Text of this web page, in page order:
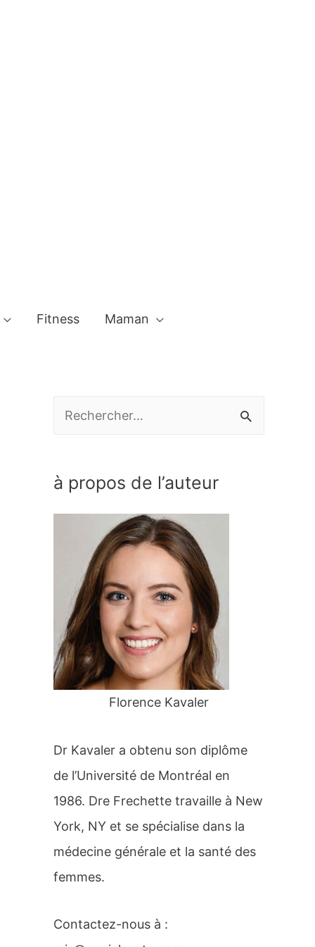
Fitness Maman
h
:
à propos de l’auteur
Florence Kavaler
Dr Kavaler a obtenu son diplôme
de l’Université de Montréal en
1986. Dre Frechette travaille à New
York, NY et se spécialise dans la
médecine générale et la santé des
femmes.
Contactez-nous à :